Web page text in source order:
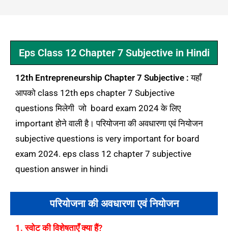
Eps Class 12 Chapter 7 Subjective in Hindi
12th Entrepreneurship Chapter 7 Subjective : यहाँ
आपको class 12th eps chapter 7 Subjective
questions मिलेगी जो board exam 2024 के लिए
important होने वाली है। परियोजना की अवधारणा एवं नियोजन
subjective questions is very important for board
exam 2024. eps class 12 chapter 7 subjective
question answer in hindi
परियोजना की अवधारणा एवं नियोजन
1. स्वोट की विशेषताएँ क्या हैं?